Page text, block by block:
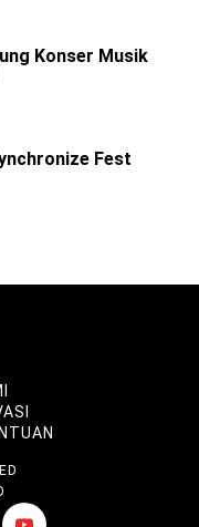
Konser Musik
Fest